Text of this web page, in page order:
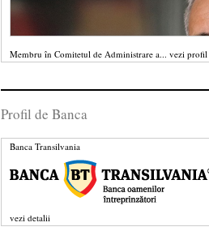
Membru în Comitetul de Administrare a... vezi profil
Profil de Banca
Banca Transilvania
vezi detalii